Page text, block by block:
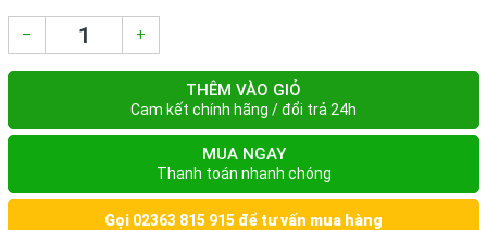
– +
THÊM VÀO GIỎ
Cam kết chính hãng / đổi trả 24h
MUA NGAY
Thanh toán nhanh chóng
Gọi 02363 815 915 để tư vấn mua hàng